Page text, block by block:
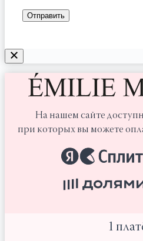
На нашем сайте
при которых вы можете
1